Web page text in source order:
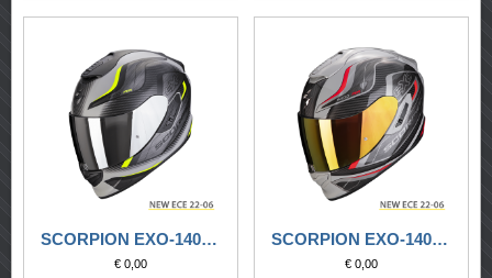
SCORPION EXO-1400 EVO AIR ATTUNE GRIGIO OPACO-NERO-GIALLO NEON
€ 0,00
SCORPION EXO-1400 EVO AIR ATTUNE GRIGIO-NERO-ROSSO
€ 0,00